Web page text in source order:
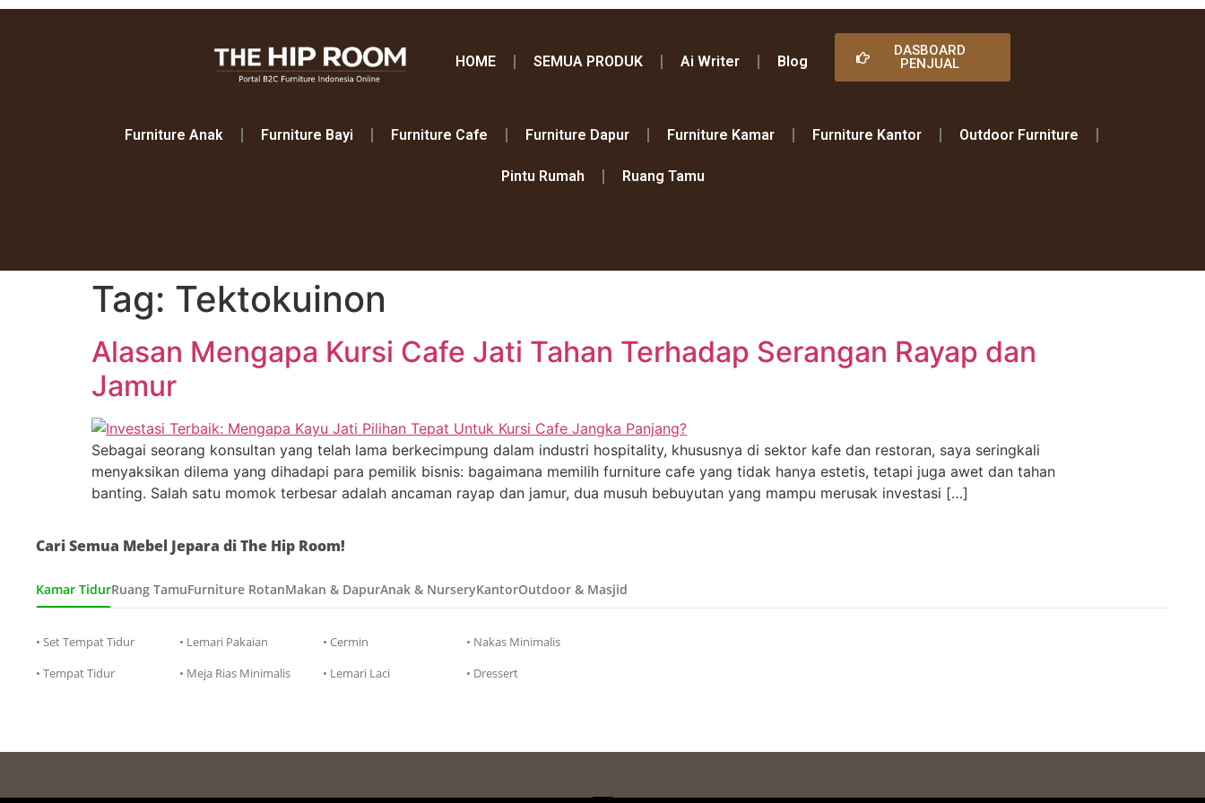
HOME SEMUA PRODUK Ai Writer Blog
DASBOARD
PENJUAL
Furniture Anak Furniture Bayi Furniture Cafe Furniture Dapur Furniture Kamar Furniture Kantor Outdoor Furniture
Pintu Rumah Ruang Tamu
Tag: Tektokuinon
Alasan Mengapa Kursi Cafe Jati Tahan Terhadap Serangan Rayap dan
Jamur
Sebagai seorang konsultan yang telah lama berkecimpung dalam industri hospitality, khususnya di sektor kafe dan restoran, saya seringkali
menyaksikan dilema yang dihadapi para pemilik bisnis: bagaimana memilih furniture cafe yang tidak hanya estetis, tetapi juga awet dan tahan
banting. Salah satu momok terbesar adalah ancaman rayap dan jamur, dua musuh bebuyutan yang mampu merusak investasi […]
Cari Semua Mebel Jepara di The Hip Room!
Kamar TidurRuang TamuFurniture RotanMakan & DapurAnak & NurseryKantorOutdoor & Masjid
• Set Tempat Tidur
• Tempat Tidur
• Lemari Pakaian
• Meja Rias Minimalis
• Cermin
• Lemari Laci
• Nakas Minimalis
• Dressert